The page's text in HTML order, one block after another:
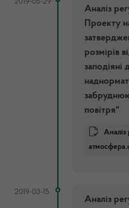
Аналіз
Проекту
розмірів
заподіяні
повітря"
Аналіз
2019-03-15
Аналіз